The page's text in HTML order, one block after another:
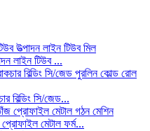
লাইন টিউব ...
বিল্ডিং সি/জেড...
মেটাল ফর্ম...